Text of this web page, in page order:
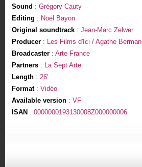
Sound : Grégory Cauty
Editing : Noël Bayon
Original soundtrack: Jean-Marc Zelwer
Producer: Les Films d'Ici / Agathe Berman
Broadcaster: Arte France
Partners: La Sept Arte
Length: 26'
Format: Vidéo
Available version: VF
ISAN : 0000000193130008Z000000006